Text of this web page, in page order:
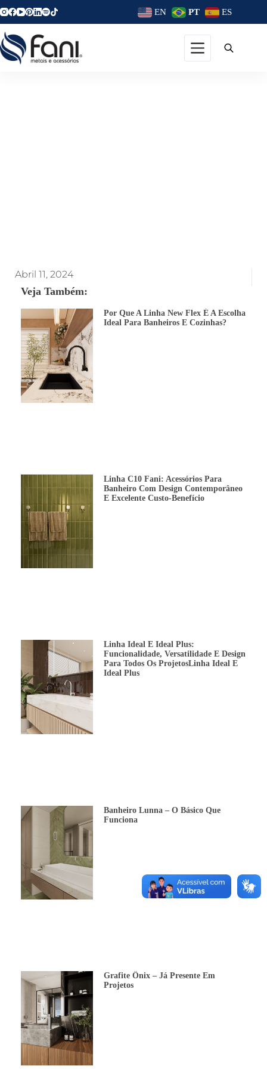
EN PT ES
Abril 11, 2024
Veja Também:
Por Que A Linha New Flex É A Escolha
Ideal Para Banheiros E Cozinhas?
Linha C10 Fani: Acessórios Para
Banheiro Com Design Contemporâneo
E Excelente Custo-Benefício
Linha Ideal E Ideal Plus:
Funcionalidade, Versatilidade E Design
Para Todos Os ProjetosLinha Ideal E
Ideal Plus
Banheiro Lunna – O Básico Que
Funciona
Grafite Ônix – Já Presente Em
Projetos